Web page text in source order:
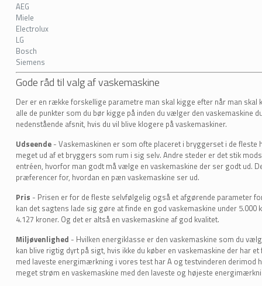
AEG
Miele
Electrolux
LG
Bosch
Siemens
Gode råd til valg af vaskemaskine
Der er en række forskellige parametre man skal kigge efter når man skal
alle de punkter som du bør kigge på inden du vælger den vaskemaskine
nedenstående afsnit, hvis du vil blive klogere på vaskemaskiner.
Udseende- Vaskemaskinen er som ofte placeret i bryggerset i de
meget ud af et bryggers som rum i sig selv. Andre steder er det stik
entréen, hvorfor man godt må vælge en vaskemaskine der ser godt ud.
præferencer for, hvordan en pæn vaskemaskine ser ud.
Pris - Prisen er for de fleste selvfølgelig også et afgørende parameter
kan det sagtens lade sig gøre at finde en god vaskemaskine under
4.127 kroner. Og det er altså en vaskemaskine af god kvalitet.
Miljøvenlighed - Hvilken energiklasse er den vaskemaskine som du
kan blive rigtig dyrt på sigt, hvis ikke du køber en vaskemaskine der har
med laveste energimærkning i vores test har A og testvinderen derimod
meget strøm en vaskemaskine med den laveste og højeste